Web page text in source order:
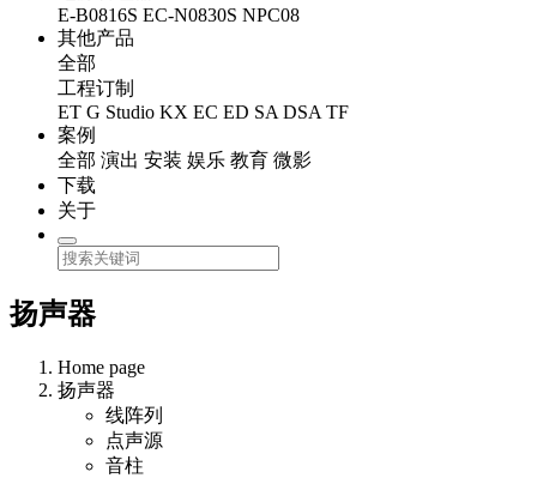
E-B0816S EC-N0830S NPC08
其他产品
全部
工程订制
ET G Studio KX EC ED SA DSA TF
案例
全部 演出 安装 娱乐 教育 微影
下载
关于
扬声器
Home page
扬声器
线阵列
点声源
音柱